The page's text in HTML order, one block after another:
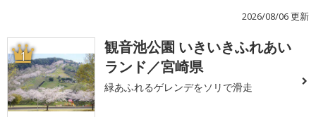
2026/08/06 更新
1
観音池公園 いきいきふれあい
ランド／宮崎県
緑あふれるゲレンデをソリで滑走